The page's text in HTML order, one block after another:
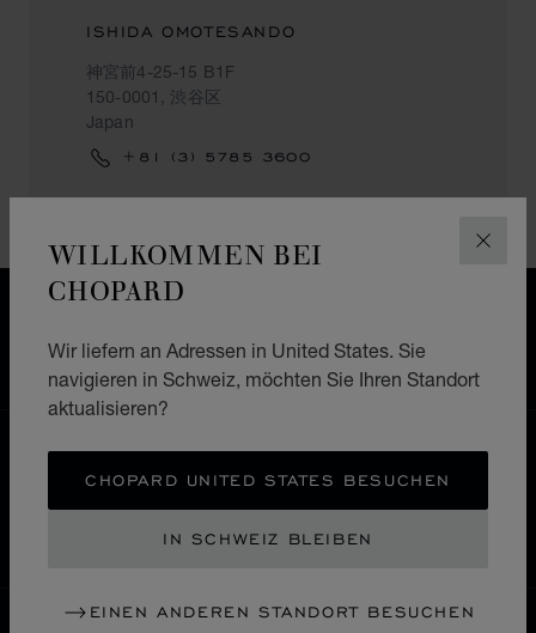
WILLKOMMEN BEI
CHOPARD
Wir liefern an Adressen in United States. Sie
navigieren in Schweiz, möchten Sie Ihren Standort
aktualisieren?
CHOPARD UNITED STATES BESUCHEN
IN SCHWEIZ BLEIBEN
EINEN ANDEREN STANDORT BESUCHEN
ISHIDA OMOTESANDO
神宮前4-25-15 B1F
150-0001, 渋谷区
Japan
+81 (3) 5785 3600
KOSTENLOSER VERSAND & LIEFERGEBIET
WIDERRUFS­BELEHRUNG, RÜCKSENDUNG &
UMTAUSCH
HOME EINE BOUTIQUE FINDEN
ALLE GESCHÄFTE ASIEN UND OZEANIEN
渋谷区
SCHWEIZ